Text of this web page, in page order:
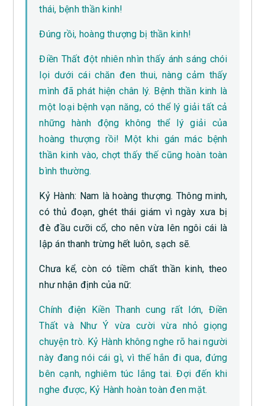
thái, bệnh thần kinh!
Đúng rồi, hoàng thượng bị thần kinh!
Điền Thất đột nhiên nhìn thấy ánh sáng chói
lọi dưới cái chăn đen thui, nàng cảm thấy
mình đã phát hiện chân lý. Bệnh thần kinh là
một loại bệnh vạn năng, có thể lý giải tất cả
những hành động không thể lý giải của
hoàng thượng rồi! Một khi gán mác bệnh
thần kinh vào, chợt thấy thế cũng hoàn toàn
bình thường.
Kỷ Hành: Nam là hoàng thượng. Thông minh,
có thủ đoạn, ghét thái giám vì ngày xưa bị
đè đầu cưỡi cổ, cho nên vừa lên ngôi cái là
lập án thanh trừng hết luôn, sạch sẽ.
Chưa kể, còn có tiềm chất thần kinh, theo
như nhận định của nữ:
Chính điện Kiền Thanh cung rất lớn, Điền
Thất và Như Ý vừa cười vừa nhỏ giọng
chuyện trò. Kỷ Hành không nghe rõ hai người
này đang nói cái gì, vì thế hắn đi qua, đứng
bên cạnh, nghiêm túc lắng tai. Đợi đến khi
nghe được, Kỷ Hành hoàn toàn đen mặt.